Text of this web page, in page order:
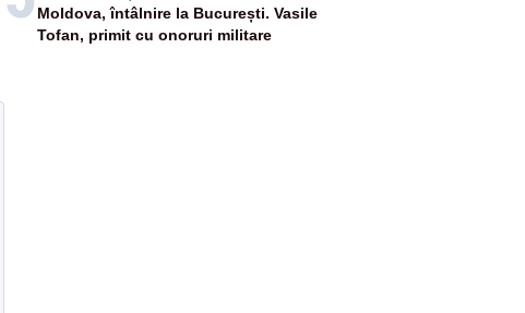
Moldova, întâlnire la București. Vasile
Tofan, primit cu onoruri militare